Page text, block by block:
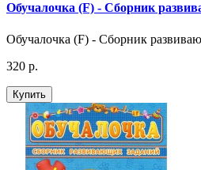
Обучалочка (F) - Сборник
Обучалочка (F) - Сборник
320 р.
Купить